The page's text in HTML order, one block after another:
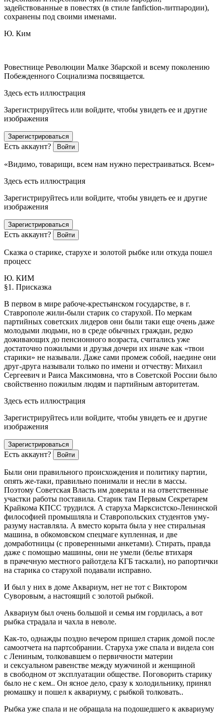
задействованные в повестях (в стиле fanfiction-литпародии),
сохранены под своими именами.
Ю. Ким
Ровестнице Революции Малке Збарской и всему поколению
Побежденного Социализма посвящается.
Здесь есть иллюстрация
Зарегистрируйтесь или войдите, чтобы увидеть ее и другие
изображения
Зарегистрироваться
Есть аккаунт? Войти
«Видимо, товарищи, всем нам нужно перестраиваться. Всем»
Здесь есть иллюстрация
Зарегистрируйтесь или войдите, чтобы увидеть ее и другие
изображения
Зарегистрироваться
Есть аккаунт? Войти
Cказка о старике, старухе и золотой рыбке или откуда пошел
процесс
Ю. КИМ
§1. Присказка
В первом в мире рабоче-крестьянском государстве, в г.
Ставрополе жили-были старик со старухой. По меркам
партийных советских лидеров они были таки еще очень даже
молодыми людьми, но в среде обычных граждан, редко
доживающих до пенсионного возраста, считались уже
достаточно пожилыми и друзья дочери их иначе как «твои
старики» не называли. Даже сами промеж собой, наедине они
друг-друга называли только по имени и отчеству: Михаил
Сергеевич и Раиса Максимовна, что в Советской России было
свойственно пожилым людям и партийным авторитетам.
Здесь есть иллюстрация
Зарегистрируйтесь или войдите, чтобы увидеть ее и другие
изображения
Зарегистрироваться
Есть аккаунт? Войти
Были они правильного происхождения и политику партии,
опять же-таки, правильно понимали и несли в массы.
Поэтому Советская Власть им доверяла и на ответственные
участки работы поставила. Старик там Первым Секретарем
Крайкома КПСС трудился. А старуха Марксистско-Ленинской
философией промышляла и Ставропольских студентов уму-
разуму наставляла. А вместо корыта была у нее стиральная
машина, в обкомовском спецмаге купленная, и две
домработницы (с проверенными анкетами). Стирать, правда
даже с помощью машины, они не умели (белье втихаря
в прачечную местного райотдела КГБ таскали), но рапортички
на старика со старухой подавали исправно.
И был у них в доме Аквариум, нет не тот с Виктором
Суворовым, а настоящий с золотой рыбкой.
Аквариум был очень большой и семья им гордилась, а вот
рыбка страдала и чахла в неволе.
Как-то, однажды поздно вечером пришел старик домой после
самоотчета на партсобрании. Старуха уже спала и видела сон
с Лениным, толковавшем о первичности материи
и сексуальном равенстве между мужчиной и женщиной
в свободном от эксплуатации обществе. Поговорить старику
было не с кем.. Он ясное дело, сразу к холодильнику, принял
рюмашку и пошел к аквариуму, с рыбкой толковать..
Рыбка уже спала и не обращала на подошедшего к аквариуму